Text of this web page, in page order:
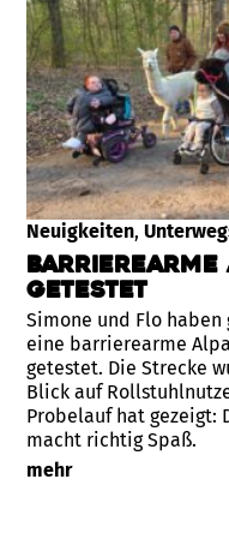
Neuigkeiten,
Barrierearme
getestet
Simone und Flo
eine barrierearme
getestet. Die Strecke
Blick auf
Probelauf hat gezeigt:
macht richtig Spaß.
mehr